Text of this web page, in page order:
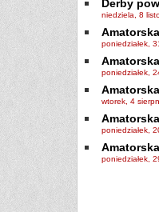
Derby
niedziela, 8
poniedziałek,
poniedziałek,
wtorek, 4
poniedziałek,
poniedziałek,